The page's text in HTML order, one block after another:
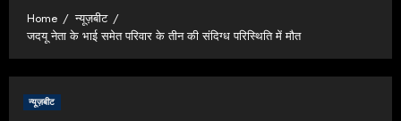
Home
न्यूज़बीट
जदयू नेता के भाई समेत परिवार के तीन की संदिग्ध परिस्थिति में मौत
न्यूज़बीट